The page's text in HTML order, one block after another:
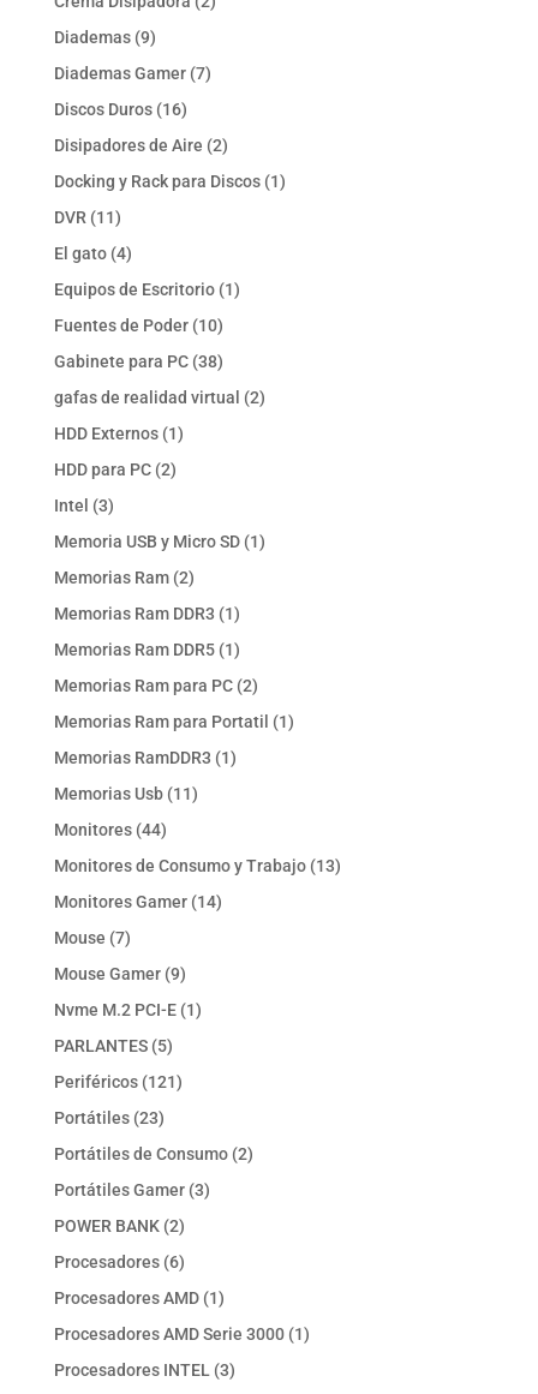
Diademas 99
productos
Diademas Gamer 77
Discos Duros 1616
productos
Disipadores de Aire 22
productos
Docking y Rack para Discos 11
DVR 1111
productos
El gato 44
productos
Equipos de Escritorio 11
Fuentes de Poder 1010
productos
Gabinete para PC 3838
productos
gafas de realidad virtual 22
HDD Externos 11
HDD para PC 22
Intel 33
productos
Memoria USB y Micro SD 11
Memorias Ram 22
productos
Memorias Ram DDR3 11
producto
Memorias Ram DDR5 11
producto
Memorias Ram para PC 22
productos
Memorias Ram para Portatil 11
Memorias RamDDR3 11
Memorias Usb 1111
Monitores 4444
productos
Monitores de Consumo y Trabajo 1313
Monitores Gamer 1414
Mouse 77
productos
Mouse Gamer 99
productos
Nvme M.2 PCI-E 11
PARLANTES 55
productos
Periféricos 121121
Portátiles 2323
productos
Portátiles de Consumo 22
Portátiles Gamer 33
POWER BANK 22
productos
Procesadores 66
productos
Procesadores AMD 11
producto
Procesadores AMD Serie 3000 11
Procesadores INTEL 33